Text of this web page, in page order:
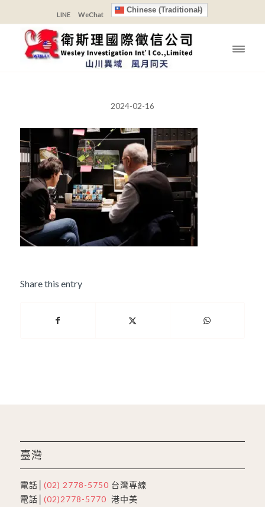
LINE WeChat
Chinese (Traditional)
2024-02-16
Share this entry
臺灣
電話│ (02) 2778-5750 台灣専線
電話│ (02)2778-5770 港中美